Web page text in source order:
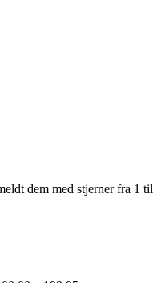
dem med stjerner fra 1